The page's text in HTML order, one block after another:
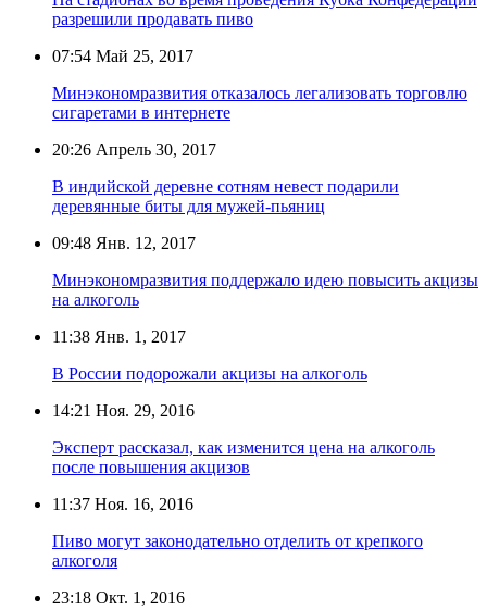
разрешили продавать пиво
07:54 Май 25, 2017
Минэкономразвития отказалось легализовать торговлю
сигаретами в интернете
20:26 Апрель 30, 2017
В индийской деревне сотням невест подарили
деревянные биты для мужей-пьяниц
09:48 Янв. 12, 2017
Минэкономразвития поддержало идею повысить акцизы
на алкоголь
11:38 Янв. 1, 2017
В России подорожали акцизы на алкоголь
14:21 Ноя. 29, 2016
Эксперт рассказал, как изменится цена на алкоголь
после повышения акцизов
11:37 Ноя. 16, 2016
Пиво могут законодательно отделить от крепкого
алкоголя
23:18 Окт. 1, 2016